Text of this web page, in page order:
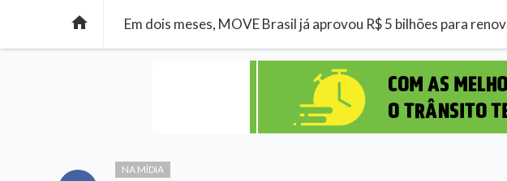
 Em dois meses, MOVE Brasil já aprovou R$ 5 bilhões para
NA MÍDIA